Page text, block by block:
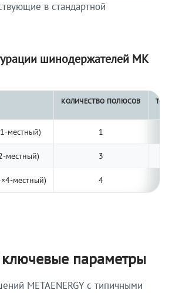
в стандартной
шинодержателей МК
КОЛИЧЕСТВО ПОЛЮСОВ
местный) 1
местный) 3
местный) 4
параметры
METAENERGY с типичными